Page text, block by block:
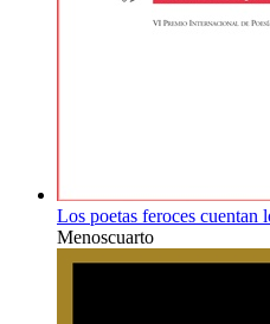
Los poetas feroces cuentan
Menoscuarto